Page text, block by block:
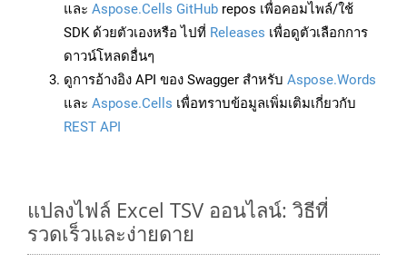
และ Aspose.Cells GitHub repos เพื่อคอมไพล์/ใช้
SDK ด้วยตัวเองหรือ ไปที่ Releases เพื่อดูตัวเลือกการ
ดาวน์โหลดอื่นๆ
ดูการอ้างอิง API ของ Swagger สำหรับ Aspose.Words
และ Aspose.Cells เพื่อทราบข้อมูลเพิ่มเติมเกี่ยวกับ
REST API
แปลงไฟล์ Excel TSV ออนไลน์: วิธีที่
รวดเร็วและง่ายดาย